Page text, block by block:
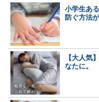
小学生あ
防ぐ方法
【大人気
なたに。